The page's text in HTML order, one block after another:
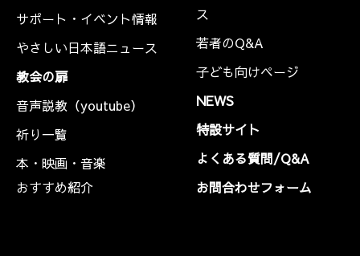
サポート・イベント情報
やさしい日本語ニュース
教会の扉
音声説教（youtube）
祈り一覧
本・映画・音楽
おすすめ紹介
ス
若者のQ&A
子ども向けページ
NEWS
特設サイト
よくある質問/Q&A
お問合わせフォーム